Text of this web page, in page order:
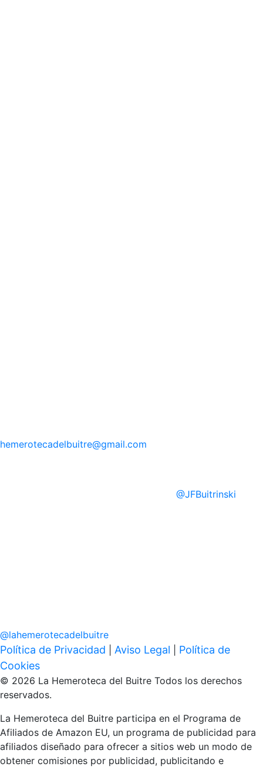
hemerotecadelbuitre@gmail.com
@JFBuitrinski
@lahemerotecadelbuitre
Política de Privacidad Aviso Legal
Política de
Cookies
© 2026 La Hemeroteca del Buitre Todos los derechos
reservados.
La Hemeroteca del Buitre participa en el Programa de
Afiliados de Amazon EU, un programa de publicidad para
afiliados diseñado para ofrecer a sitios web un modo de
obtener comisiones por publicidad, publicitando e